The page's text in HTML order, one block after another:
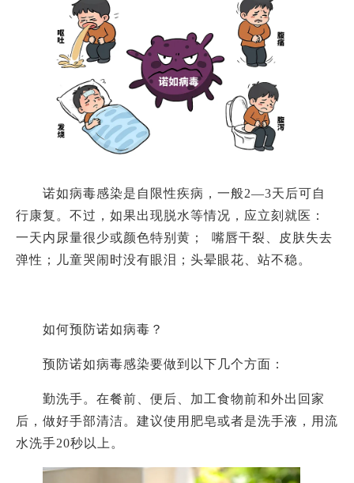
诺如病毒感染是自限性疾病，一般2—3天后可自
行康复。不过，如果出现脱水等情况，应立刻就医：
一天内尿量很少或颜色特别黄； 嘴唇干裂、皮肤失去
弹性；儿童哭闹时没有眼泪；头晕眼花、站不稳。
如何预防诺如病毒？
预防诺如病毒感染要做到以下几个方面：
勤洗手。在餐前、便后、加工食物前和外出回家
后，做好手部清洁。建议使用肥皂或者是洗手液，用流
水洗手20秒以上。